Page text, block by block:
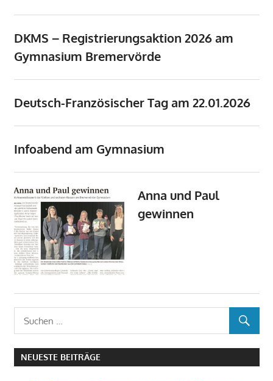
DKMS – Registrierungsaktion 2026 am
Gymnasium Bremervörde
Deutsch-Französischer Tag am 22.01.2026
Infoabend am Gymnasium
Anna und Paul
gewinnen
NEUESTE BEITRÄGE